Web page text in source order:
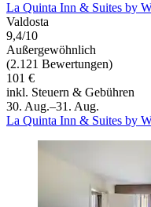
La Quinta Inn & Suites by
Valdosta
9,4/10
Außergewöhnlich
(2.121 Bewertungen)
101 €
inkl. Steuern & Gebühren
30. Aug.–31. Aug.
La Quinta Inn & Suites by